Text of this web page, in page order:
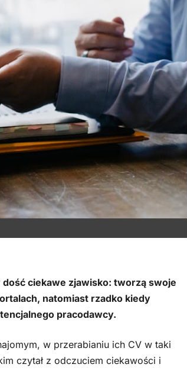
ciekawe zjawisko: tworzą swoje
natomiast rzadko kiedy
pracodawcy.
w przerabianiu ich CV w taki
czytał z odczuciem ciekawości i